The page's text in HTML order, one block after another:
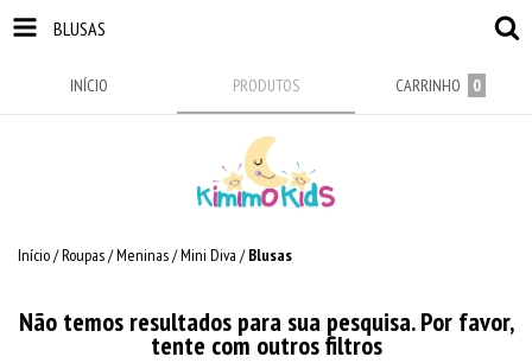
BLUSAS
INÍCIO PRODUTOS CARRINHO 0
Início/Roupas/Meninas/Mini Diva / Blusas
Não temos resultados para sua pesquisa. Por favor,
tente com outros filtros